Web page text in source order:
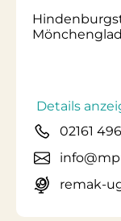
Details
02161
remak-